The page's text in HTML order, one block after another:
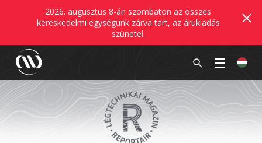
2026. augusztus 8-án szombaton az összes
kereskedelmi egységünk zárva tart, az árukiadás
szünetel.